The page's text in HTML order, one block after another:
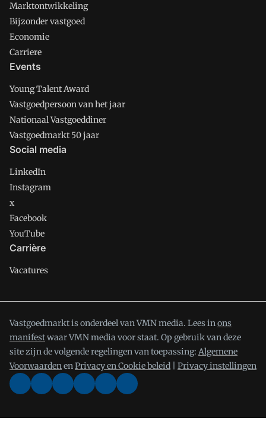
Marktontwikkeling
Bijzonder vastgoed
Economie
Carriere
Events
Young Talent Award
Vastgoedpersoon van het jaar
Nationaal Vastgoeddiner
Vastgoedmarkt 50 jaar
Social media
LinkedIn
Instagram
x
Facebook
YouTube
Carrière
Vacatures
Vastgoedmarkt is onderdeel van VMN media. Lees inons
manifestwaar VMN media voor staat. Op gebruik van deze
site zijn de volgende regelingen van toepassing: Algemene
VoorwaardenenPrivacy en Cookie beleid Privacy instellingen